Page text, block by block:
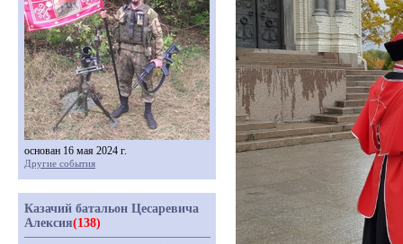
основан 16 мая 2024 г.
Другие события
Казачий батальон Цесаревича
Алексия(138)